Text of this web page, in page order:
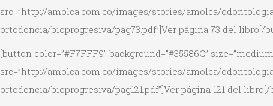
src=”http://amolca.com.co/images/stories/amolca/
ortodoncia/bioprogresiva/pag73.pdf”]Ver página 73 del libro[/
[button color=”#F7FFF9″ background=”#35586C”
src=”http://amolca.com.co/images/stories/amolca/
ortodoncia/bioprogresiva/pag121.pdf”]Ver página 121 del